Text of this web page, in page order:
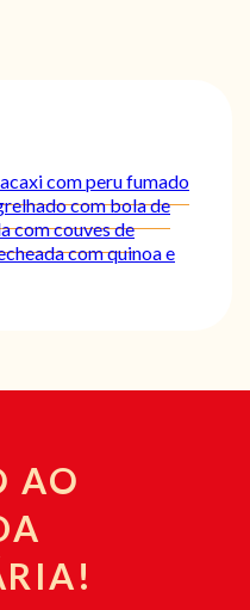
com peru fumado
com bola de
com couves de
com quinoa e
AO